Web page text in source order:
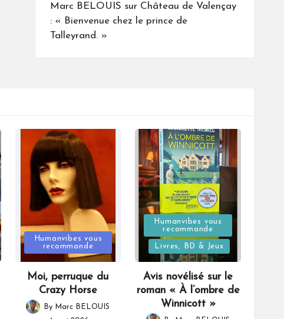
Marc BELOUIS sur Château de Valençay
: « Bienvenue chez le prince de
Talleyrand. »
Posted
in
Humanvibes vous
recommande
Moi, perruque du
Crazy Horse
Posted
By Marc BELOUIS
Posted
in
Humanvibes vous
recommande
Livres, BD & Jeux
Avis novélisé sur le
roman « À l’ombre de
Winnicott »